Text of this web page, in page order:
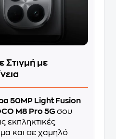
Στιγμή με
50MP Light Fusion
M8 Pro 5G σου
εκπληκτικές
και σε χαμηλό